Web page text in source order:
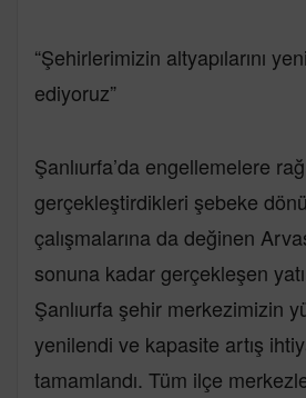
“Şehirlerimizin altyapılarını
ediyoruz”
Şanlıurfa’da engellemelere
gerçekleştirdikleri şebeke
çalışmalarına da değinen
sonuna kadar gerçekleşen
Şanlıurfa şehir merkezimizin
yenilendi ve kapasite artış
tamamlandı. Tüm ilçe